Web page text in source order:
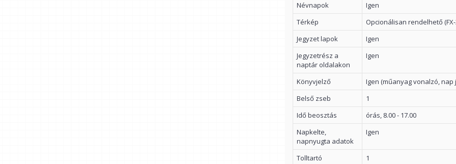
Névnapok
Igen
Térkép
Opcionálisan rendelhető (FX-
Jegyzet lapok
Igen
Jegyzetrész a
naptár oldalakon
Igen
Könyvjelző
Igen (műanyag vonalzó, nap
Belső zseb
1
Idő beosztás
órás, 8.00 - 17.00
Napkelte,
napnyugta adatok
Igen
Tolltartó 1